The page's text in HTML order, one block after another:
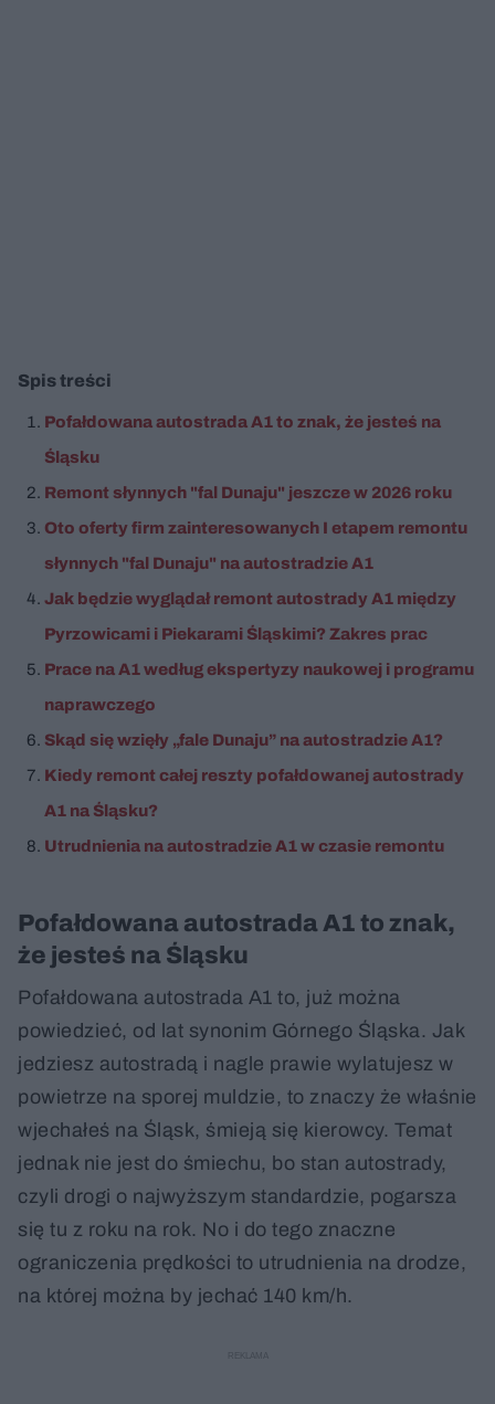
Spis treści
Pofałdowana autostrada A1 to znak, że jesteś na
Śląsku
Remont słynnych "fal Dunaju" jeszcze w 2026 roku
Oto oferty firm zainteresowanych I etapem remontu
słynnych "fal Dunaju" na autostradzie A1
Jak będzie wyglądał remont autostrady A1 między
Pyrzowicami i Piekarami Śląskimi? Zakres prac
Prace na A1 według ekspertyzy naukowej i programu
naprawczego
Skąd się wzięły „fale Dunaju” na autostradzie A1?
Kiedy remont całej reszty pofałdowanej autostrady
A1 na Śląsku?
Utrudnienia na autostradzie A1 w czasie remontu
Pofałdowana autostrada A1 to znak,
że jesteś na Śląsku
Pofałdowana autostrada A1 to, już można
powiedzieć, od lat synonim Górnego Śląska. Jak
jedziesz autostradą i nagle prawie wylatujesz w
powietrze na sporej muldzie, to znaczy że właśnie
wjechałeś na Śląsk, śmieją się kierowcy. Temat
jednak nie jest do śmiechu, bo stan autostrady,
czyli drogi o najwyższym standardzie, pogarsza
się tu z roku na rok. No i do tego znaczne
ograniczenia prędkości to utrudnienia na drodze,
na której można by jechać 140 km/h.